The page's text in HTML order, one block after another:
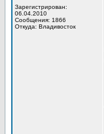
Зарегистрирован:
06.04.2010
Сообщения: 1866
Откуда: Владивосток